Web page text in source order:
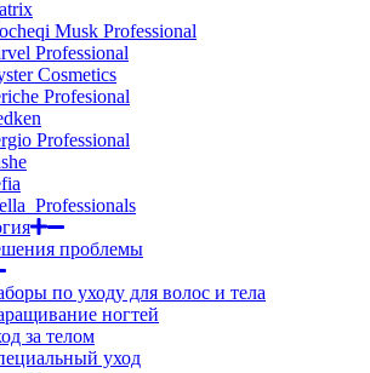
Musk Professional
Professional
Cosmetics
Profesional
Professional
проблемы
по уходу для волос и тела
ногтей
за телом
уход